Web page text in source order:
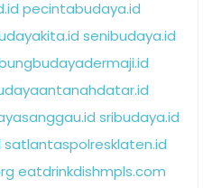
pecintabudaya.id
senibudaya.id
sribudaya.id
satlantaspolresklaten.id
eatdrinkdishmpls.com